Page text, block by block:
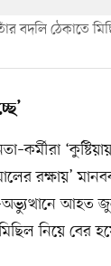
বদলি ঠেকাতে
রক্ষায়’
আহত
নিয়ে বের